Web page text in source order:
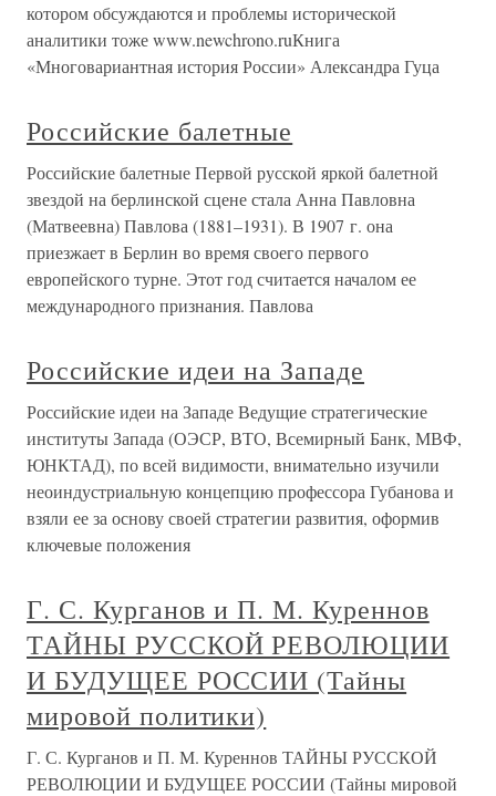
котором обсуждаются и проблемы исторической
аналитики тоже www.newchrono.ruКнига
«Многовариантная история России» Александра Гуца
Российские балетные
Российские балетные Первой русской яркой балетной
звездой на берлинской сцене стала Анна Павловна
(Матвеевна) Павлова (1881–1931). В 1907 г. она
приезжает в Берлин во время своего первого
европейского турне. Этот год считается началом ее
международного признания. Павлова
Российские идеи на Западе
Российские идеи на Западе Ведущие стратегические
институты Запада (ОЭСР, ВТО, Всемирный Банк, МВФ,
ЮНКТАД), по всей видимости, внимательно изучили
неоиндустриальную концепцию профессора Губанова и
взяли ее за основу своей стратегии развития, оформив
ключевые положения
Г. С. Курганов и П. М. Куреннов
ТАЙНЫ РУССКОЙ РЕВОЛЮЦИИ
И БУДУЩЕЕ РОССИИ (Тайны
мировой политики)
Г. С. Курганов и П. М. Куреннов ТАЙНЫ РУССКОЙ
РЕВОЛЮЦИИ И БУДУЩЕЕ РОССИИ (Тайны мировой